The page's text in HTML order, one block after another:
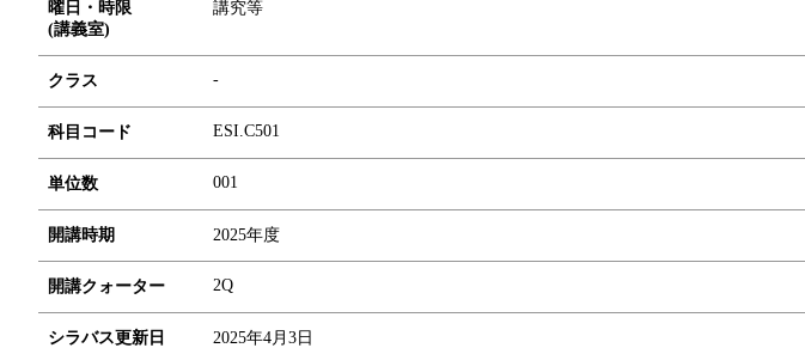
曜日・時限
(講義室)
講究等
クラス -
科目コード ESI.C501
単位数 001
開講時期 2025年度
開講クォーター 2Q
シラバス更新日 2025年4月3日